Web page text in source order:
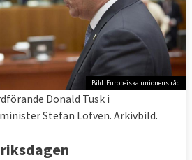
Bild: Europeiska unionens råd
Donald Tusk i
Stefan Löfven. Arkivbild.